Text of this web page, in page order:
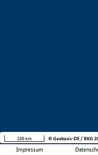
Impressum
100 km © Geobasis-DE / BKG